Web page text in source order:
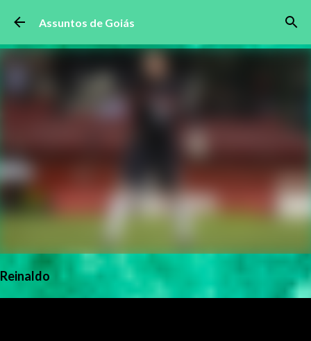
Pular para o conteúdo principal
Assuntos de Goiás
Reinaldo